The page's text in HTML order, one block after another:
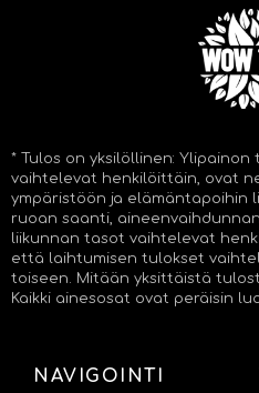
* Tulos on yksilöllinen: Ylipainon
vaihtelevat henkilöittäin, ovat
ympäristöön ja elämäntapoihin
ruoan saanti,
liikunnan tasot vaihtelevat
että laihtumisen tulokset
toiseen. Mitään yksittäistä
Kaikki ainesosat ovat peräisin
NAVIGOINTI